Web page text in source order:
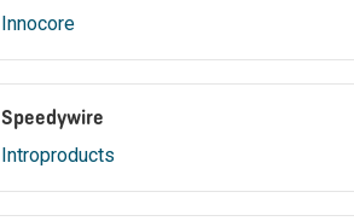
Innocore
Speedywire
Introproducts